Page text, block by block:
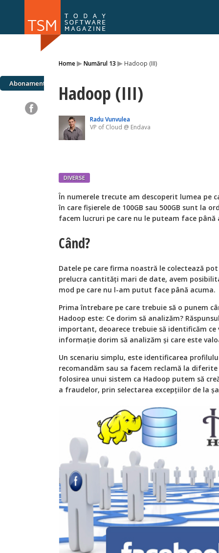
Home▸Numărul 13 ▸ Hadoop (III)
Abonamente Hadoop (III)
Radu Vunvulea
VP of Cloud @ Endava
DIVERSE
În numerele trecute am descoperit lumea pe
în care fișierele de 100GB sau 500GB sunt la
facem lucruri pe care nu le puteam face până
Când?
Datele pe care firma noastră le colectează
prelucra cantități mari de date, avem
mod pe care nu l-am putut face până acuma.
Prima întrebare pe care trebuie să o punem
Hadoop este: Ce dorim să analizăm?
important, deoarece trebuie să identificăm ce
informație dorim să analizăm și care este
Un scenariu simplu, este identificarea
recomandăm sau sa facem reclamă la
folosirea unui sistem ca Hadoop putem să
a fraudelor, prin selectarea excepțiilor de la